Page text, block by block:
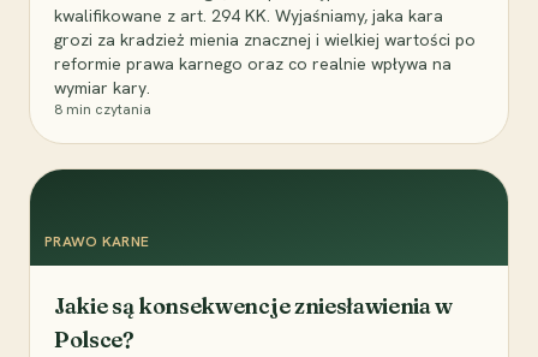
kwalifikowane z art. 294 KK. Wyjaśniamy, jaka kara
grozi za kradzież mienia znacznej i wielkiej wartości po
reformie prawa karnego oraz co realnie wpływa na
wymiar kary.
8 min czytania
PRAWO KARNE
Jakie są konsekwencje zniesławienia w
Polsce?